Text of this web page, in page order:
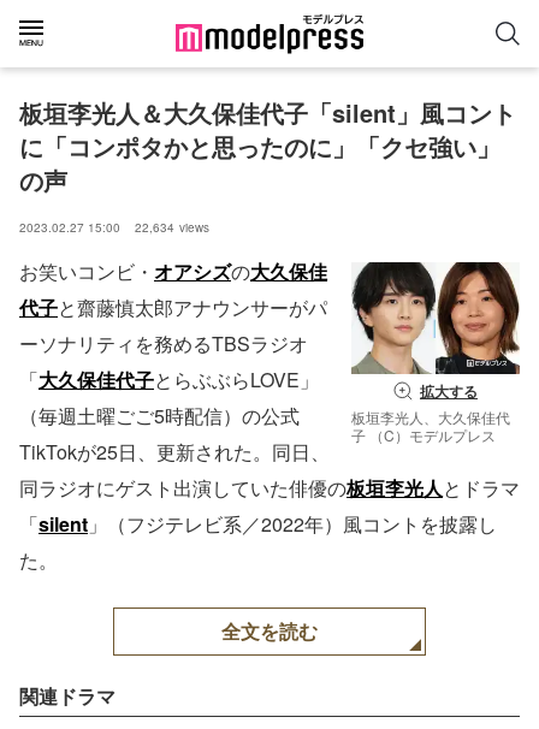
板垣李光人＆大久保佳代子「silent」風コント
に「コンポタかと思ったのに」「クセ強い」
の声
2023.02.27 15:00 22,634 views
拡大する
板垣李光人、大久保佳代
子 （C）モデルプレス
お笑いコンビ・ オアシズの大久保佳
代子と齋藤慎太郎アナウンサーがパ
ーソナリティを務めるTBSラジオ
「大久保佳代子とらぶぶらLOVE」
（毎週土曜ごご5時配信）の公式
TikTokが25日、更新された。同日、
同ラジオにゲスト出演していた俳優の板垣李光人とドラマ
「silent 」（フジテレビ系／2022年）風コントを披露し
た。
全文を読む
関連ドラマ